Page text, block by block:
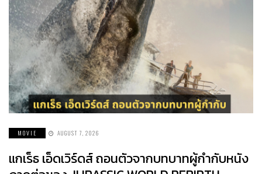
MOVIE AUGUST 7, 2026
แกเร็ธ เอ็ดเวิร์ดส์ ถอนตัวจากบทบาทผู้กำกับหนัง